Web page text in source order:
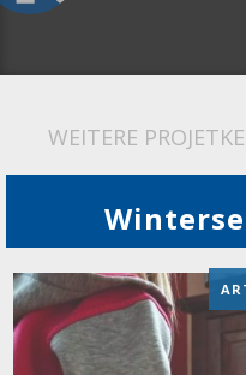
WEITERE